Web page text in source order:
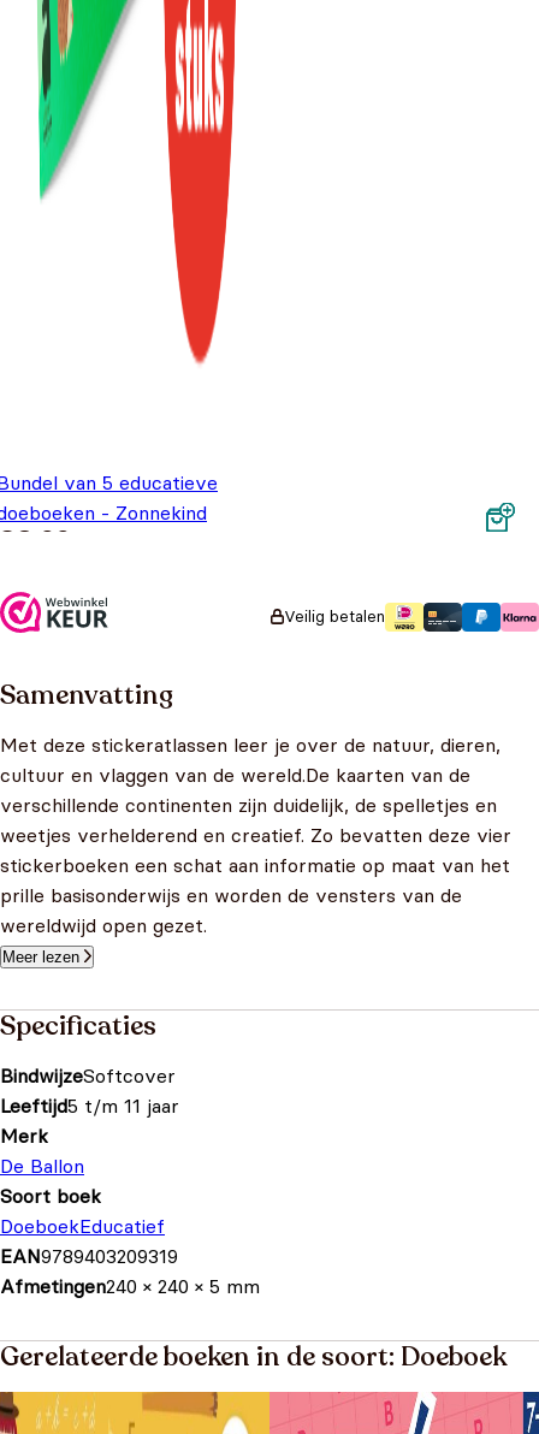
van 5 educatieve
- Zonnekind
8,99
Veilig betalen
Samenvatting
Met deze stickeratlassen leer je over de natuur, dieren,
cultuur en vlaggen van de wereld.De kaarten van de
verschillende continenten zijn duidelijk, de spelletjes en
weetjes verhelderend en creatief. Zo bevatten deze vier
stickerboeken een schat aan informatie op maat van het
prille basisonderwijs en worden de vensters van de
wereldwijd open gezet.
Meer lezen
Specificaties
BindwijzeSoftcover
Leeftijd5 t/m 11 jaar
Merk
De Ballon
Soort boek
DoeboekEducatief
EAN9789403209319
Afmetingen240 × 240 × 5 mm
Gerelateerde boeken in de soort: Doeboek